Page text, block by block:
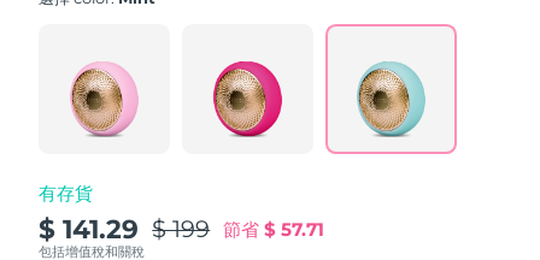
Reviews.
Same
page
有存貨
$ 141.29 $ 199 節省$ 57.71
包括增值稅和關稅
預計送達日期8/8/26
斯洛維尼亞 預計送達日期
預計送達日期
南韓
西班牙